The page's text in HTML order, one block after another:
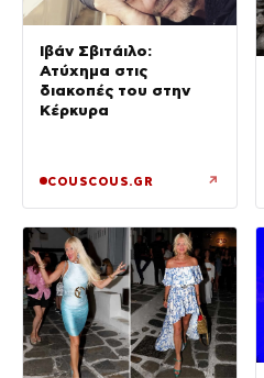
Ιβάν Σβιτάιλο:
Ατύχημα στις
διακοπές του στην
Κέρκυρα
COUSCOUS.GR ↗